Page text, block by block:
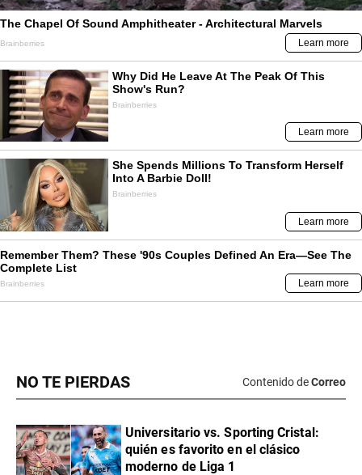
NO TE PIERDAS Contenido deCorreo
Universitario vs. Sporting Cristal:
quién es favorito en el clásico
moderno de Liga 1